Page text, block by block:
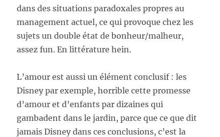
dans des situations paradoxales propres au
management actuel, ce qui provoque chez les
sujets un double état de bonheur/malheur,
assez fun. En littérature hein.
L’amour est aussi un élément conclusif : les
Disney par exemple, horrible cette promesse
d’amour et d’enfants par dizaines qui
gambadent dans le jardin, parce que ce que dit
jamais Disney dans ces conclusions, c’est la